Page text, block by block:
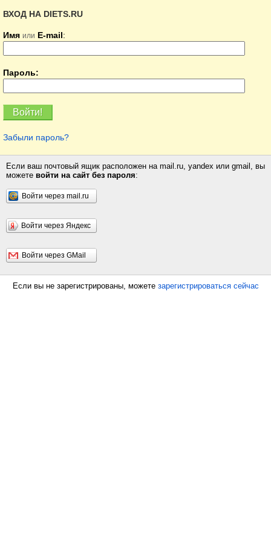
ВХОД НА DIETS.RU
Имя или E-mail:
Пароль:
Забыли пароль?
Если ваш почтовый ящик расположен на mail.ru, yandex или gmail, вы
можете войти на сайт без пароля:
Войти через mail.ru
Войти через Яндекс
Войти через GMail
Если вы не зарегистрированы, можете зарегистрироваться сейчас